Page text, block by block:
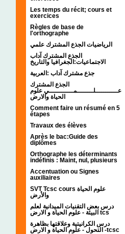
Les temps du récit; cours et
exercices
Règles de base de
l'orthographe
الرياضيات الجذع المشترك علمي
الجذع المشترك آداب
الاجتماعيات:الجغرافيا والتاريخ
جذع مشترك آداب :العربية
الجذع المشترك
عـــــــــــلــــــــمــــــــــــي علوم
الحياة والارض
Comment faire un résumé en 5
étapes
Travaux des élèves
Après le bac:Guide des
diplômes
Orthographe les déterminants
indéfinis : Maint, nul, plusieurs
Accentuation ou Signes
auxiliaires
SVT Tcsc cours علوم الحياة
والأرض
درس بعض التقنيات الميدانية لعلم
البيئة - علوم الحياة و الارض tcs
درس الكرانيتية وعلاقتها بظاهرة
التحول - علوم الحياة و الارض -tcsc